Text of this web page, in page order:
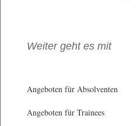
Weiter geht es mit
Angeboten für Absolventen
Angeboten für Trainees